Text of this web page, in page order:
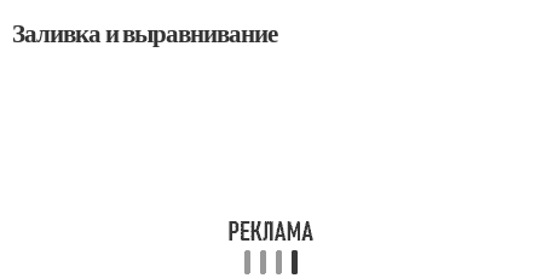
Заливка и выравнивание